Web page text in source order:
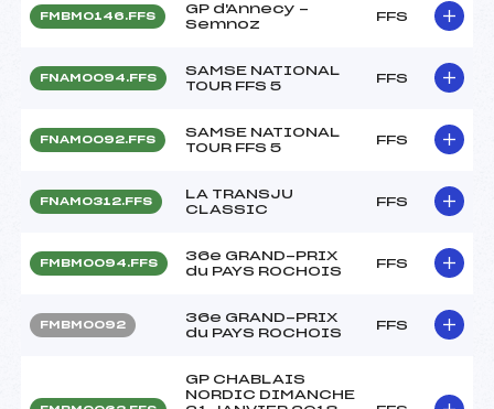
FMBM0146.FFS
GP d'Annecy -
Semnoz
FFS
FNAM0094.FFS
SAMSE NATIONAL
TOUR FFS 5
FFS
FNAM0092.FFS
SAMSE NATIONAL
TOUR FFS 5
FFS
FNAM0312.FFS
LA TRANSJU
CLASSIC
FFS
FMBM0094.FFS
36e GRAND-PRIX
du PAYS ROCHOIS
FFS
FMBM0092
36e GRAND-PRIX
du PAYS ROCHOIS
FFS
GP CHABLAIS
NORDIC DIMANCHE